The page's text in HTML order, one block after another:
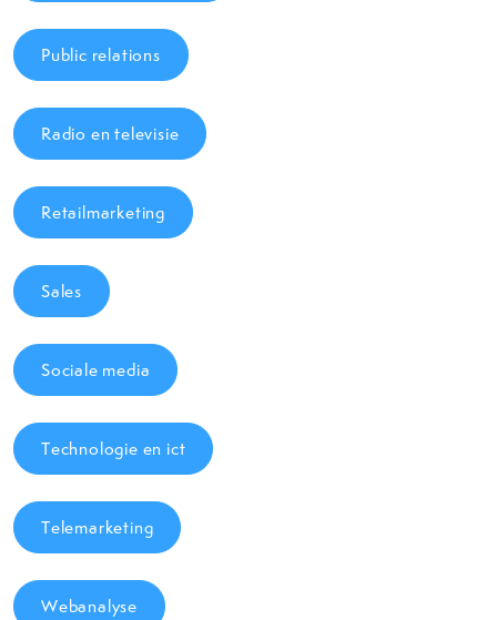
Public relations
Radio en televisie
Retailmarketing
Sales
Sociale media
Technologie en ict
Telemarketing
Webanalyse